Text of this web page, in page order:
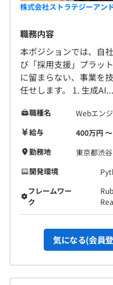
OpenStack、
Elastic Kubernetes
BigQuery、
Spark、Keras、
株式会社ストラテジーアン
職務内容
本ポジションでは、自
び「採用支援」プラッ
に留まらない、事業を
任せします。 1. 生成AI...
職種名
Webエン
給与
400万円 〜
勤務地
東京都渋
開発環境
フレームワー
ク
気になる(会員